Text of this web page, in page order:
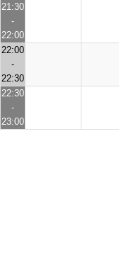
21:30
-
22:00
22:00
-
22:30
22:30
-
23:00